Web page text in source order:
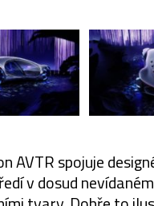
AVTR spojuje
v dosud